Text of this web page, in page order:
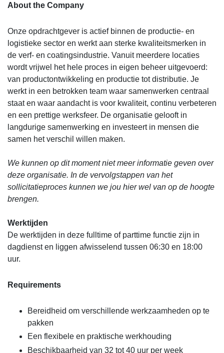
About the Company
Onze opdrachtgever is actief binnen de productie- en
logistieke sector en werkt aan sterke kwaliteitsmerken in
de verf- en coatingsindustrie. Vanuit meerdere locaties
wordt vrijwel het hele proces in eigen beheer uitgevoerd:
van productontwikkeling en productie tot distributie. Je
werkt in een betrokken team waar samenwerken centraal
staat en waar aandacht is voor kwaliteit, continu verbeteren
en een prettige werksfeer. De organisatie gelooft in
langdurige samenwerking en investeert in mensen die
samen het verschil willen maken.
We kunnen op dit moment niet meer informatie geven over
deze organisatie. In de vervolgstappen van het
sollicitatieproces kunnen we jou hier wel van op de hoogte
brengen.
Werktijden
De werktijden in deze fulltime of parttime functie zijn in
dagdienst en liggen afwisselend tussen 06:30 en 18:00
uur.
Requirements
Bereidheid om verschillende werkzaamheden op te
pakken
Een flexibele en praktische werkhouding
Beschikbaarheid van 32 tot 40 uur per week